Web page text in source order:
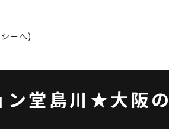
ーへ)
ン堂島川★大阪